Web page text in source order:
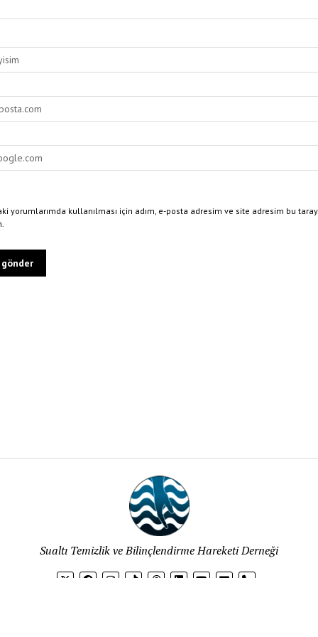
yorumlarımda kullanılması için adım, e-posta adresim ve site adresim bu
Sualtı Temizlik ve Bilinçlendirme Hareketi Derneği
phone